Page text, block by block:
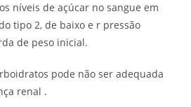
níveis de açúcar no sangue em
tipo 2, de baixo e r pressão
de peso inicial.
pode não ser adequada
renal .